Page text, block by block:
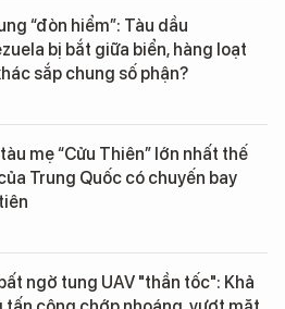
“đòn hiểm”: Tàu dầu
bị bắt giữa biển, hàng loạt
sắp chung số phận?
mẹ “Cửu Thiên” lớn nhất thế
Trung Quốc có chuyến bay
ngờ tung UAV "thần tốc": Khả